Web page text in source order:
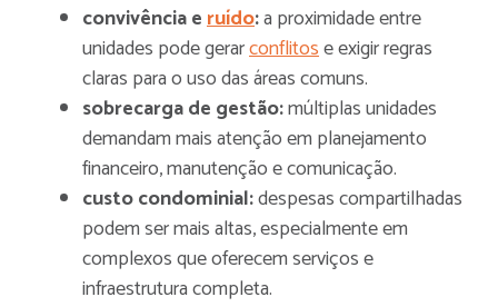
convivência eruído:a proximidade entre
unidades pode gerarconflitose exigir regras
claras para o uso das áreas comuns.
sobrecarga de gestão:múltiplas unidades
demandam mais atenção em planejamento
financeiro, manutenção e comunicação.
custo condominial:despesas compartilhadas
podem ser mais altas, especialmente em
complexos que oferecem serviços e
infraestrutura completa.